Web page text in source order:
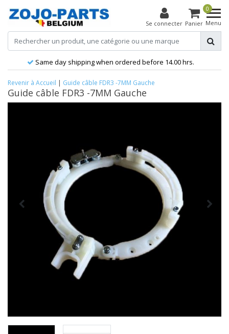
Se connecter
0
Panier Menu
Same day shipping when ordered before 14.00 hrs.
Revenir à Accueil | Guide câble FDR3 -7MM Gauche
Guide câble FDR3 -7MM Gauche